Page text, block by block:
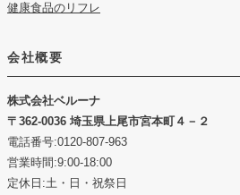
健康食品のリフレ
会社概要
株式会社ベルーナ
362-0036 埼玉県上尾市宮本町４－２
電話番号:0120-807-963
営業時間:9:00-18:00
定休日:土・日・祝祭日